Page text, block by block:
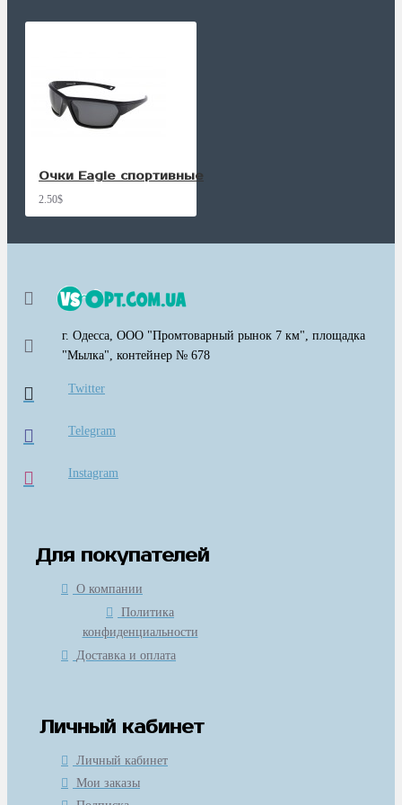
Очки Eagle спортивные
2.50$
г. Одесса, ООО "Промтоварный рынок 7 км", площадка
"Мылка", контейнер № 678
Twitter
Telegram
Instagram
Для покупателей
О компании
Политика
конфиденциальности
Доставка и оплата
Личный кабинет
Личный кабинет
Мои заказы